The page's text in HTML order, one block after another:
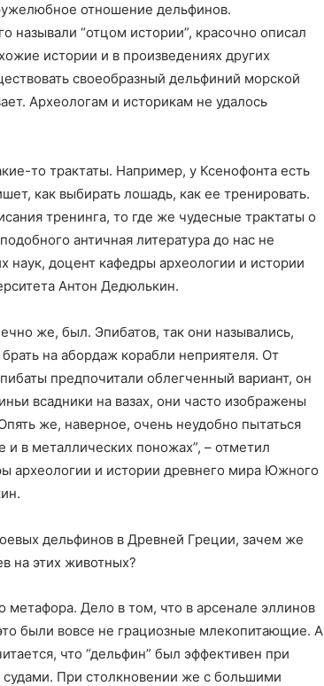
отношение дельфинов.
называли “отцом истории”, красочно описал
истории и в произведениях других
своеобразный дельфиний морской
Археологам и историкам не удалось
то трактаты. Например, у Ксенофонта есть
как выбирать лошадь, как ее тренировать.
тренинга, то где же чудесные трактаты о
античная литература до нас не
наук, доцент кафедры археологии и истории
Антон Дедюлькин.
же, был. Эпибатов, так они назывались,
на абордаж корабли неприятеля. От
предпочитали облегченный вариант, он
всадники на вазах, они часто изображены
же, наверное, очень неудобно пытаться
в металлических поножах”, – отметил
археологии и истории древнего мира Южного
дельфинов в Древней Греции, зачем же
на этих животных?
метафора. Дело в том, что в арсенале эллинов
были вовсе не грациозные млекопитающие. А
что “дельфин” был эффективен при
При столкновении же с большими